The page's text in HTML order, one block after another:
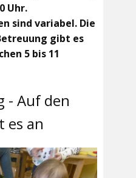
Uhr.
sind variabel. Die
gibt es
5 bis 11
- Auf den
es an